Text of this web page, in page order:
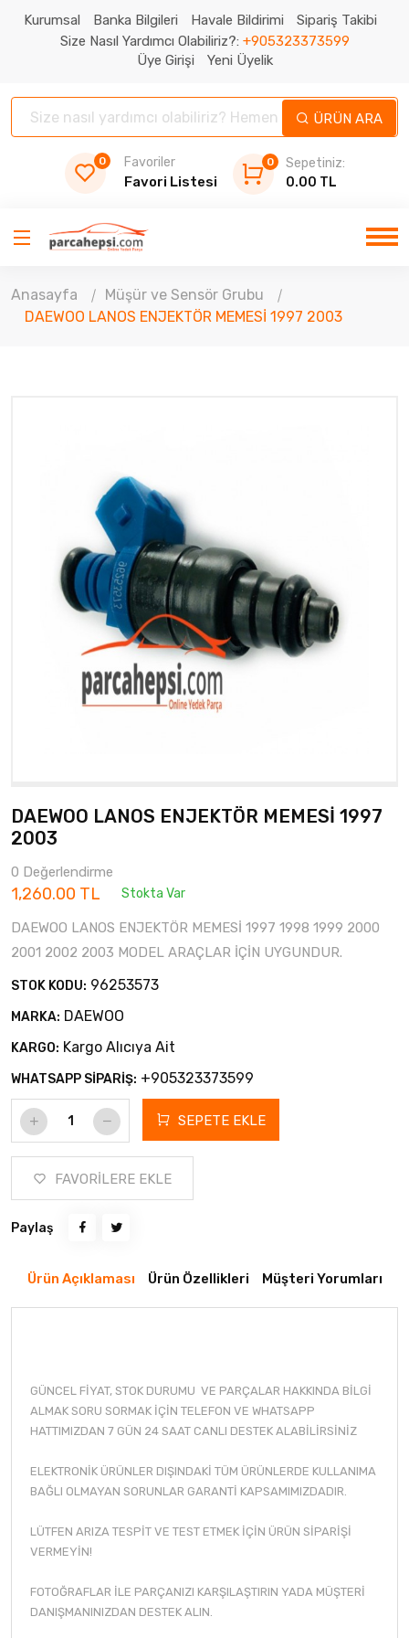
Kurumsal Banka Bilgileri Havale Bildirimi
Sipariş Takibi
Size Nasıl Yardımcı Olabiliriz?: +905323373599
Üye Girişi
Yeni Üyelik
ÜRÜN ARA
0 Favoriler
Favori Listesi
0
Sepetiniz:
0.00 TL
Anasayfa
Müşür ve Sensör Grubu
DAEWOO LANOS ENJEKTÖR MEMESİ 1997 2003
DAEWOO LANOS ENJEKTÖR MEMESİ 1997
2003
0 Değerlendirme
1,260.00 TL Stokta Var
DAEWOO LANOS ENJEKTÖR MEMESİ 1997 1998 1999 2000
2001 2002 2003 MODEL ARAÇLAR İÇİN UYGUNDUR.
STOK KODU: 96253573
MARKA: DAEWOO
KARGO: Kargo Alıcıya Ait
WHATSAPP SİPARİŞ: +905323373599
SEPETE EKLE
FAVORİLERE EKLE
Paylaş
Ürün Açıklaması Ürün Özellikleri Müşteri Yorumları
GÜNCEL FİYAT, STOK DURUMU VE PARÇALAR HAKKINDA BİLGİ
ALMAK SORU SORMAK İÇİN TELEFON VE WHATSAPP
HATTIMIZDAN 7 GÜN 24 SAAT CANLI DESTEK ALABİLİRSİNİZ
ELEKTRONİK ÜRÜNLER DIŞINDAKİ TÜM ÜRÜNLERDE KULLANIMA
BAĞLI OLMAYAN SORUNLAR GARANTİ KAPSAMIMIZDADIR.
LÜTFEN ARIZA TESPİT VE TEST ETMEK İÇİN ÜRÜN SİPARİŞİ
VERMEYİN!
FOTOĞRAFLAR İLE PARÇANIZI KARŞILAŞTIRIN YADA MÜŞTERİ
DANIŞMANINIZDAN DESTEK ALIN.